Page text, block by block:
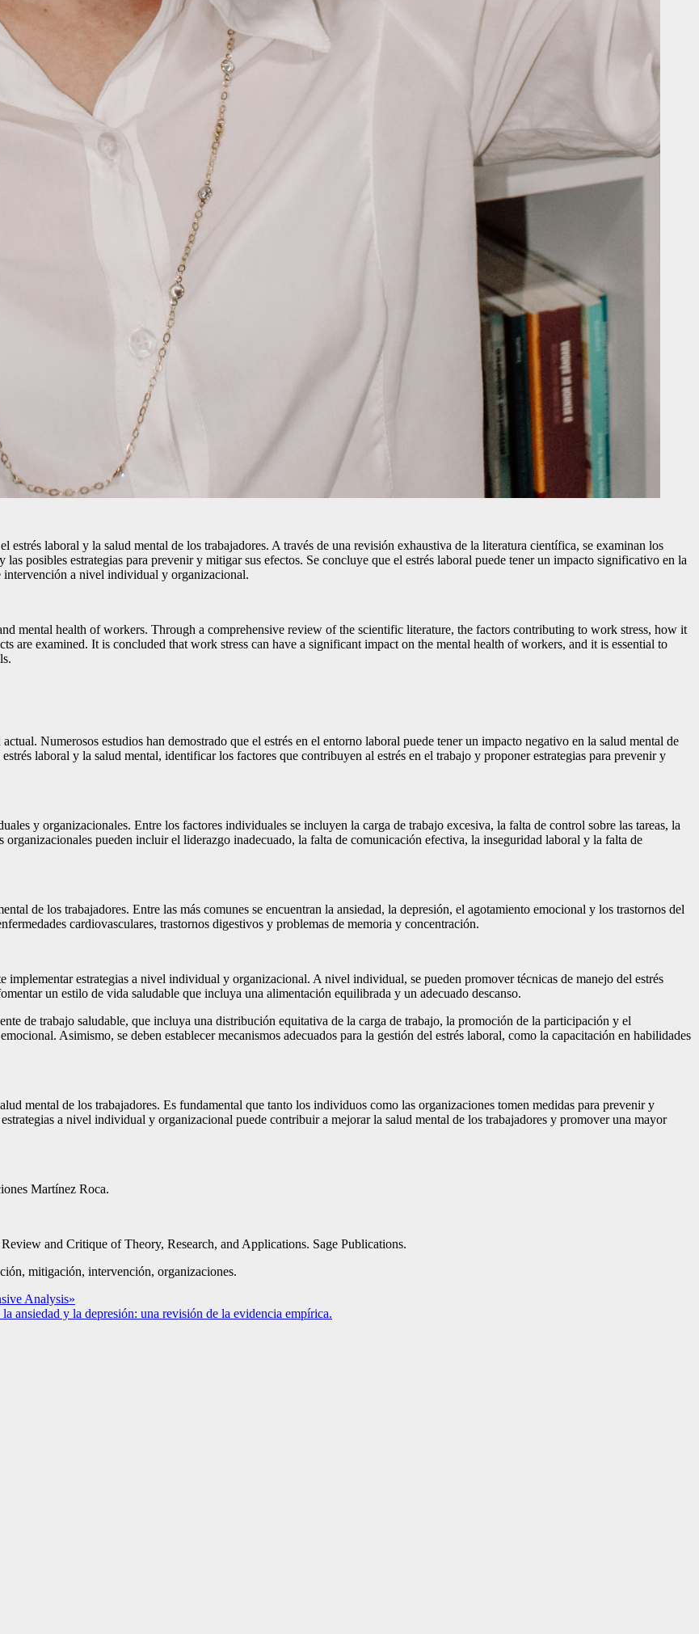
laboral y la salud mental de los trabajadores. A través de una revisión exhaustiva de la literatura científica, se examinan los
posibles estrategias para prevenir y mitigar sus efectos. Se concluye que el estrés laboral puede tener un impacto significativo en la
intervención a nivel individual y organizacional.
mental health of workers. Through a comprehensive review of the scientific literature, the factors contributing to work stress, how it
are examined. It is concluded that work stress can have a significant impact on the mental health of workers, and it is essential to
Numerosos estudios han demostrado que el estrés en el entorno laboral puede tener un impacto negativo en la salud mental de
laboral y la salud mental, identificar los factores que contribuyen al estrés en el trabajo y proponer estrategias para prevenir y
y organizacionales. Entre los factores individuales se incluyen la carga de trabajo excesiva, la falta de control sobre las tareas, la
pueden incluir el liderazgo inadecuado, la falta de comunicación efectiva, la inseguridad laboral y la falta de
de los trabajadores. Entre las más comunes se encuentran la ansiedad, la depresión, el agotamiento emocional y los trastornos del
cardiovasculares, trastornos digestivos y problemas de memoria y concentración.
implementar estrategias a nivel individual y organizacional. A nivel individual, se pueden promover técnicas de manejo del estrés
un estilo de vida saludable que incluya una alimentación equilibrada y un adecuado descanso.
de trabajo saludable, que incluya una distribución equitativa de la carga de trabajo, la promoción de la participación y el
Asimismo, se deben establecer mecanismos adecuados para la gestión del estrés laboral, como la capacitación en habilidades
mental de los trabajadores. Es fundamental que tanto los individuos como las organizaciones tomen medidas para prevenir y
a nivel individual y organizacional puede contribuir a mejorar la salud mental de los trabajadores y promover una mayor
Martínez Roca.
and Critique of Theory, Research, and Applications. Sage Publications.
mitigación, intervención, organizaciones.
Analysis»
ansiedad y la depresión: una revisión de la evidencia empírica.